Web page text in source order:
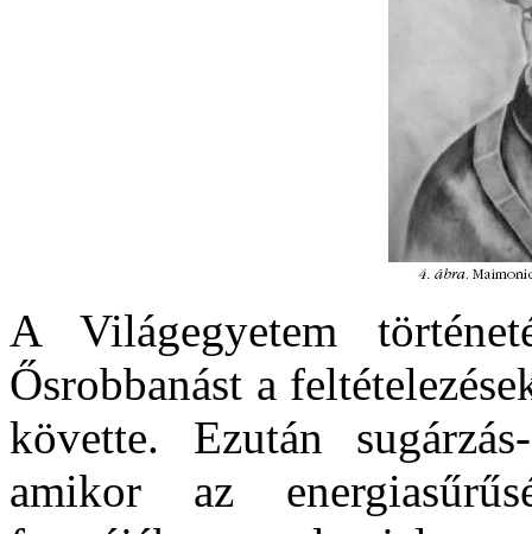
A Világegyetem
Ősrobbanást a
követte. Ezután
amikor az